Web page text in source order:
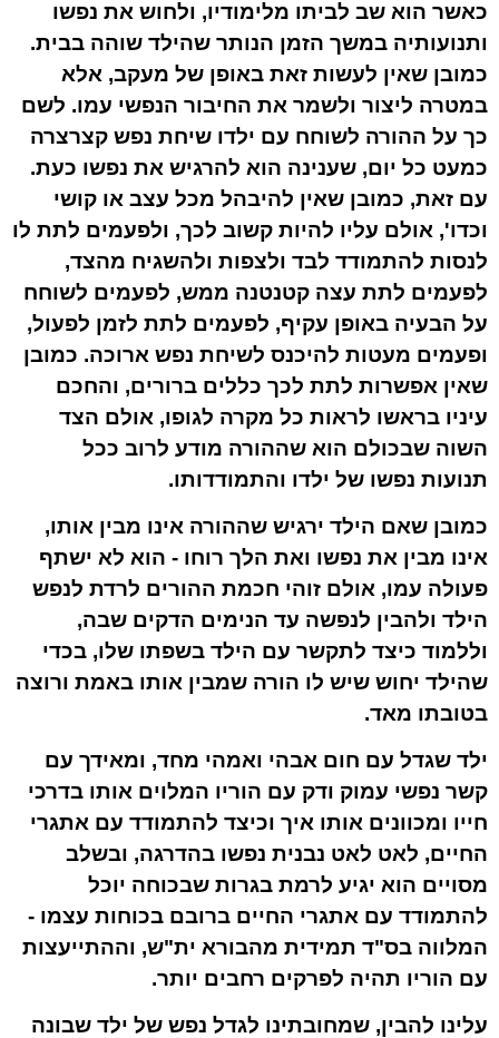
כאשר הוא שב לביתו מלימודיו, ולחוש את נפשו
ותנועותיה במשך הזמן הנותר שהילד שוהה בבית.
כמובן שאין לעשות זאת באופן של מעקב, אלא
במטרה ליצור ולשמר את החיבור הנפשי עמו. לשם
כך על ההורה לשוחח עם ילדו שיחת נפש קצרצרה
כמעט כל יום, שענינה הוא להרגיש את נפשו כעת.
עם זאת, כמובן שאין להיבהל מכל עצב או קושי
וכדו', אולם עליו להיות קשוב לכך, ולפעמים לתת לו
לנסות להתמודד לבד ולצפות ולהשגיח מהצד,
לפעמים לתת עצה קטנטנה ממש, לפעמים לשוחח
על הבעיה באופן עקיף, לפעמים לתת לזמן לפעול,
ופעמים מעטות להיכנס לשיחת נפש ארוכה. כמובן
שאין אפשרות לתת לכך כללים ברורים, והחכם
עיניו בראשו לראות כל מקרה לגופו, אולם הצד
השוה שבכולם הוא שההורה מודע לרוב ככל
תנועות נפשו של ילדו והתמודדותו.
כמובן שאם הילד ירגיש שההורה אינו מבין אותו,
אינו מבין את נפשו ואת הלך רוחו - הוא לא ישתף
פעולה עמו, אולם זוהי חכמת ההורים לרדת לנפש
הילד ולהבין לנפשה עד הנימים הדקים שבה,
וללמוד כיצד לתקשר עם הילד בשפתו שלו, בכדי
שהילד יחוש שיש לו הורה שמבין אותו באמת ורוצה
בטובתו מאד.
ילד שגדל עם חום אבהי ואמהי מחד, ומאידך עם
קשר נפשי עמוק ודק עם הוריו המלוים אותו בדרכי
חייו ומכוונים אותו איך וכיצד להתמודד עם אתגרי
החיים, לאט לאט נבנית נפשו בהדרגה, ובשלב
מסויים הוא יגיע לרמת בגרות שבכוחה יוכל
להתמודד עם אתגרי החיים ברובם בכוחות עצמו -
המלווה בס"ד תמידית מהבורא ית"ש, וההתייעצות
עם הוריו תהיה לפרקים רחבים יותר.
עלינו להבין, שמחובתינו לגדל נפש של ילד שבונה